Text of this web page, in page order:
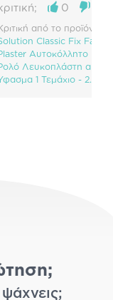
0
από το προϊόν:
Classic Fix
Αυτοκόλλητο
Λευκοπλάστη από
1 Τεμάχιο -